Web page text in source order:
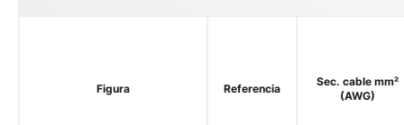
Figura Referencia
Sec. cable mm²
(AWG)